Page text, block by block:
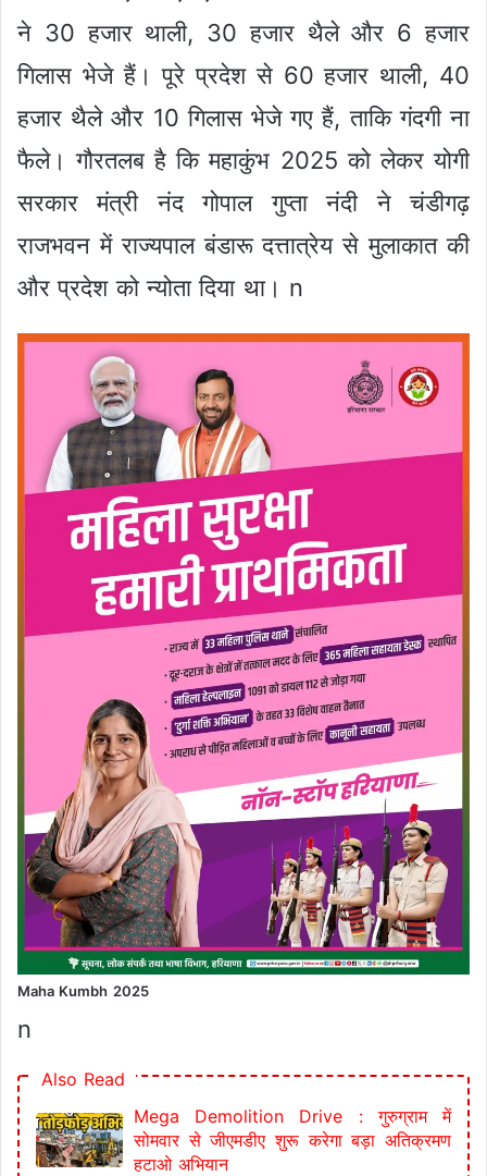
ने 30 हजार थाली, 30 हजार थैले और 6 हजार
गिलास भेजे हैं। पूरे प्रदेश से 60 हजार थाली, 40
हजार थैले और 10 गिलास भेजे गए हैं, ताकि गंदगी ना
फैले। गौरतलब है कि महाकुंभ 2025 को लेकर योगी
सरकार मंत्री नंद गोपाल गुप्ता नंदी ने चंडीगढ़
राजभवन में राज्यपाल बंडारू दत्तात्रेय से मुलाकात की
और प्रदेश को न्योता दिया था। n
Maha Kumbh 2025
n
Also Read
Mega Demolition Drive : गुरुग्राम में
सोमवार से जीएमडीए शुरू करेगा बड़ा अतिक्रमण
हटाओ अभियान